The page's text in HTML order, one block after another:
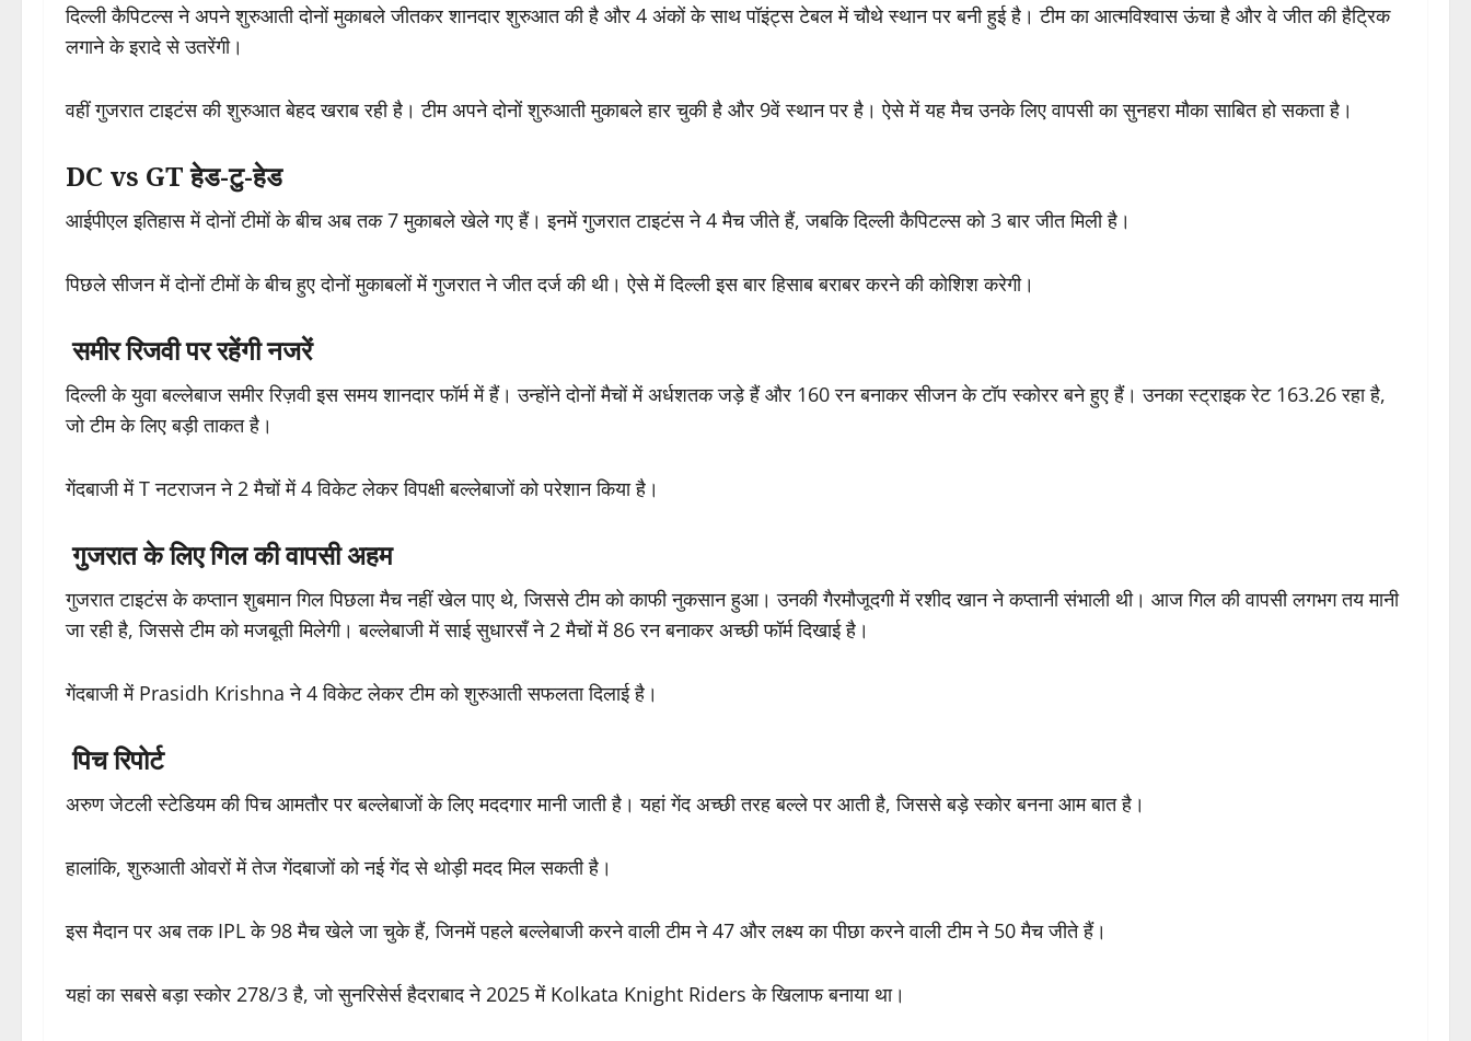
दिल्ली कैपिटल्स ने अपने शुरुआती दोनों मुकाबले जीतकर शानदार शुरुआत की है और 4 अंकों के साथ पॉइंट्स टेबल में चौथे स्थान पर बनी हुई है। टीम का आत्मविश्वास ऊंचा है और वे जीत की हैट्रिक
लगाने के इरादे से उतरेंगी।
वहीं गुजरात टाइटंस की शुरुआत बेहद खराब रही है। टीम अपने दोनों शुरुआती मुकाबले हार चुकी है और 9वें स्थान पर है। ऐसे में यह मैच उनके लिए वापसी का सुनहरा मौका साबित हो सकता है।
DC vs GT हेड-टु-हेड
आईपीएल इतिहास में दोनों टीमों के बीच अब तक 7 मुकाबले खेले गए हैं। इनमें गुजरात टाइटंस ने 4 मैच जीते हैं, जबकि दिल्ली कैपिटल्स को 3 बार जीत मिली है।
पिछले सीजन में दोनों टीमों के बीच हुए दोनों मुकाबलों में गुजरात ने जीत दर्ज की थी। ऐसे में दिल्ली इस बार हिसाब बराबर करने की कोशिश करेगी।
समीर रिजवी पर रहेंगी नजरें
दिल्ली के युवा बल्लेबाजसमीर रिज़वीइस समय शानदार फॉर्म में हैं। उन्होंने दोनों मैचों में अर्धशतक जड़े हैं और 160 रन बनाकर सीजन के टॉप स्कोरर बने हुए हैं। उनका स्ट्राइक रेट 163.26 रहा है,
जो टीम के लिए बड़ी ताकत है।
गेंदबाजी मेंT नटराजनने 2 मैचों में 4 विकेट लेकर विपक्षी बल्लेबाजों को परेशान किया है।
गुजरात के लिए गिल की वापसी अहम
गुजरात टाइटंस के कप्तानशुबमान गिलपिछला मैच नहीं खेल पाए थे, जिससे टीम को काफी नुकसान हुआ। उनकी गैरमौजूदगी मेंरशीद खानने कप्तानी संभाली थी। आज गिल की वापसी लगभग तय मानी
जा रही है, जिससे टीम को मजबूती मिलेगी। बल्लेबाजी मेंसाई सुधारसँने 2 मैचों में 86 रन बनाकर अच्छी फॉर्म दिखाई है।
गेंदबाजी में Prasidh Krishna ने 4 विकेट लेकर टीम को शुरुआती सफलता दिलाई है।
पिच रिपोर्ट
अरुण जेटली स्टेडियम की पिच आमतौर पर बल्लेबाजों के लिए मददगार मानी जाती है। यहां गेंद अच्छी तरह बल्ले पर आती है, जिससे बड़े स्कोर बनना आम बात है।
हालांकि, शुरुआती ओवरों में तेज गेंदबाजों को नई गेंद से थोड़ी मदद मिल सकती है।
इस मैदान पर अब तक IPL के 98 मैच खेले जा चुके हैं, जिनमें पहले बल्लेबाजी करने वाली टीम ने 47 और लक्ष्य का पीछा करने वाली टीम ने 50 मैच जीते हैं।
यहां का सबसे बड़ा स्कोर 278/3 है, जोसुनरिसेर्स हैदराबादने 2025 में Kolkata Knight Riders के खिलाफ बनाया था।